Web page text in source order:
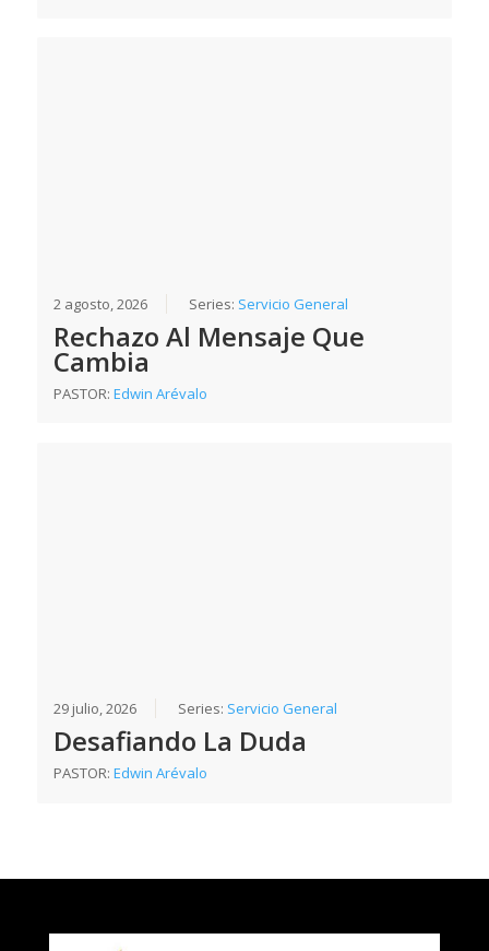
2 agosto, 2026 Series: Servicio General
Rechazo Al Mensaje Que
Cambia
PASTOR:Edwin Arévalo
29 julio, 2026 Series: Servicio General
Desafiando La Duda
PASTOR:Edwin Arévalo